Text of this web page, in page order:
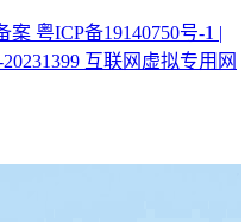
案 粤ICP备19140750号-1 |
互联网虚拟专用网